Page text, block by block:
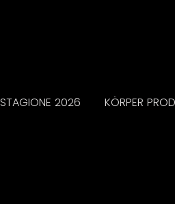
STAGIONE 2026 KÖRPER